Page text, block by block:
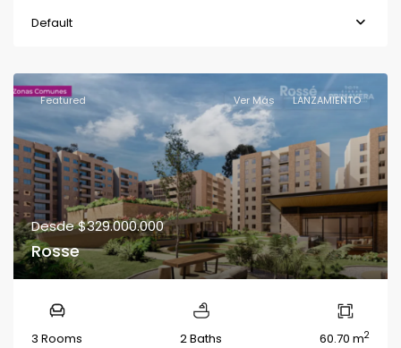
Default
Featured Ver Más LANZAMIENTO
Desde$329.000.000
Rosse
3 Rooms 2 Baths 60.70 m2